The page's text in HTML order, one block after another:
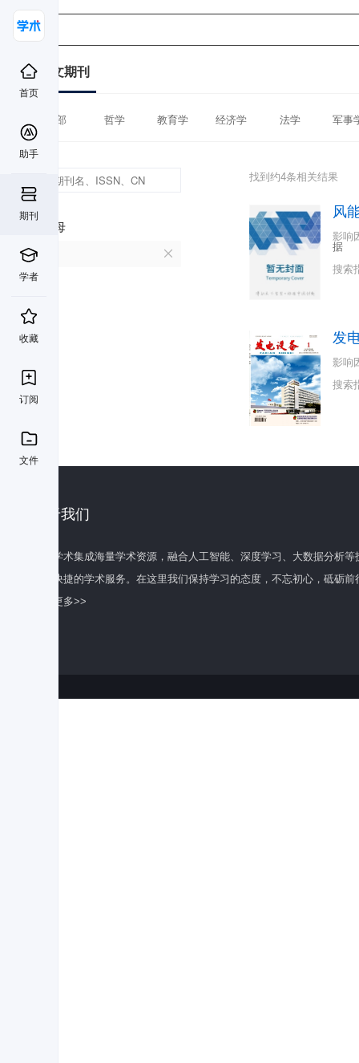
首页
助手
期刊
学者
收藏
订阅
文件
中文期刊
全部 哲学 教育学 经济学 法学 军事
首字母
F
找到约4条相关结果
风
影响
据
搜索
发
影响
搜索
关于我们
百度学术集成海量学术资源，融合人工智能、深度学习、大数据分析
全面快捷的学术服务。在这里我们保持学习的态度，不忘初心，砥砺前
了解更多>>